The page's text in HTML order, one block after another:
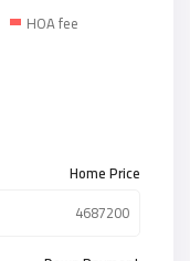
HOA fee
Home Price